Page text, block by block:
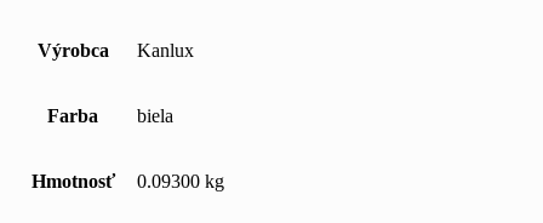
Výrobca Kanlux
Farba biela
Hmotnosť 0.09300 kg